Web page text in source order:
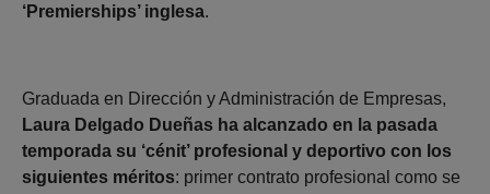
‘Premierships’ inglesa.
Graduada en Dirección y Administración de Empresas,
Laura Delgado Dueñas ha alcanzado en la pasada
temporada su ‘cénit’ profesional y deportivo con los
siguientes méritos: primer contrato profesional como se